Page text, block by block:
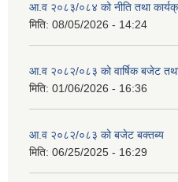
आ.व २०८३/०८४ को नीति तथा
मिति: 08/05/2026 - 14:24
आ.व २०८२/०८३ को वार्षिक बजेट
मिति: 01/06/2026 - 16:36
आ.व २०८२/०८३ को बजेट बक्तब्य
मिति: 06/25/2025 - 16:29